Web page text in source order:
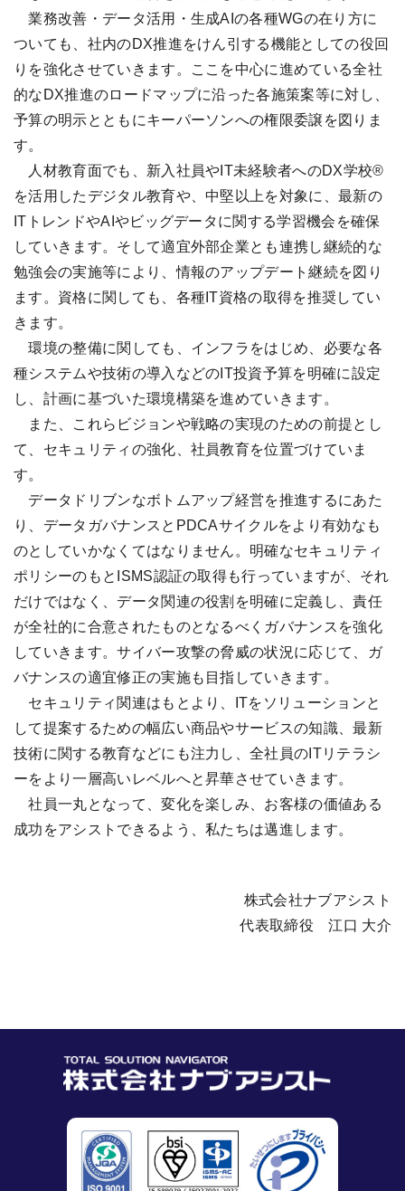
業務改善・データ活用・生成AIの各種WGの在り方に
ついても、社内のDX推進をけん引する機能としての役回
りを強化させていきます。ここを中心に進めている全社
的なDX推進のロードマップに沿った各施策案等に対し、
予算の明示とともにキーパーソンへの権限委譲を図りま
す。
人材教育面でも、新入社員やIT未経験者へのDX学校®
を活用したデジタル教育や、中堅以上を対象に、最新の
ITトレンドやAIやビッグデータに関する学習機会を確保
していきます。そして適宜外部企業とも連携し継続的な
勉強会の実施等により、情報のアップデート継続を図り
ます。資格に関しても、各種IT資格の取得を推奨してい
きます。
環境の整備に関しても、インフラをはじめ、必要な各
種システムや技術の導入などのIT投資予算を明確に設定
し、計画に基づいた環境構築を進めていきます。
また、これらビジョンや戦略の実現のための前提とし
て、セキュリティの強化、社員教育を位置づけていま
す。
データドリブンなボトムアップ経営を推進するにあた
り、データガバナンスとPDCAサイクルをより有効なも
のとしていかなくてはなりません。明確なセキュリティ
ポリシーのもとISMS認証の取得も行っていますが、それ
だけではなく、データ関連の役割を明確に定義し、責任
が全社的に合意されたものとなるべくガバナンスを強化
していきます。サイバー攻撃の脅威の状況に応じて、ガ
バナンスの適宜修正の実施も目指していきます。
セキュリティ関連はもとより、ITをソリューションと
して提案するための幅広い商品やサービスの知識、最新
技術に関する教育などにも注力し、全社員のITリテラシ
ーをより一層高いレベルへと昇華させていきます。
社員一丸となって、変化を楽しみ、お客様の価値ある
成功をアシストできるよう、私たちは邁進します。
株式会社ナブアシスト
代表取締役 江口 大介